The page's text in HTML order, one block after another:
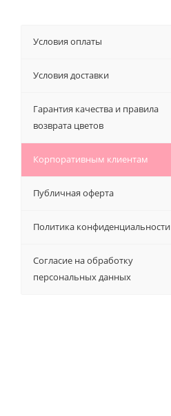
Условия оплаты
Условия доставки
Гарантия качества и правила
возврата цветов
Корпоративным клиентам
Публичная оферта
Политика конфиденциальности
Согласие на обработку
персональных данных